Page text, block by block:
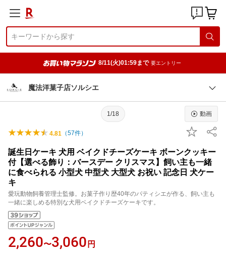
8/11(火)01:59まで 要エントリー
魔法洋菓子店ソルシエ
1/18 動画
4.81 （57件）
誕生日ケーキ 犬用 ベイクドチーズケーキ ボーンクッキー
付【選べる飾り：バースデー クリスマス】飼い主も一緒
に食べられる 小型犬 中型犬 大型犬 お祝い 記念日 犬ケー
キ
愛玩動物飼養管理士監修。お菓子作り歴40年のパティシエが作る、飼い主も
一緒に楽しめる特別な犬用ベイクドチーズケーキです。
2,260〜3,060 円